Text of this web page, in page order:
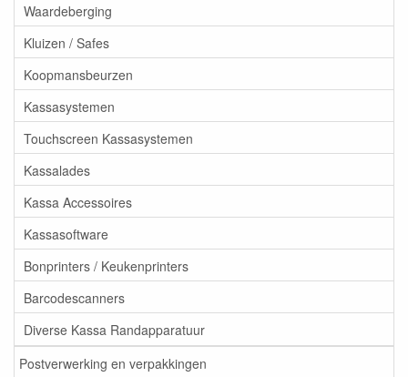
Waardeberging
Kluizen / Safes
Koopmansbeurzen
Kassasystemen
Touchscreen Kassasystemen
Kassalades
Kassa Accessoires
Kassasoftware
Bonprinters / Keukenprinters
Barcodescanners
Diverse Kassa Randapparatuur
Postverwerking en verpakkingen